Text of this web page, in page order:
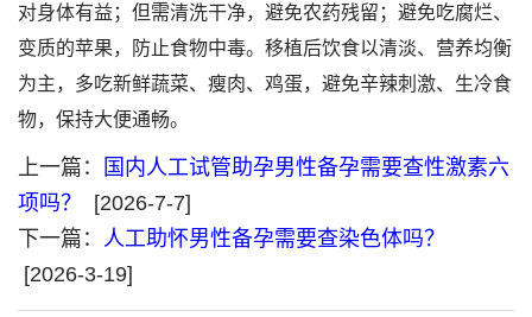
对身体有益；但需清洗干净，避免农药残留；避免吃腐烂、
变质的苹果，防止食物中毒。移植后饮食以清淡、营养均衡
为主，多吃新鲜蔬菜、瘦肉、鸡蛋，避免辛辣刺激、生冷食
物，保持大便通畅。
上一篇：
国内人工试管助孕男性备孕需要查性激素六
项吗？
[2026-7-7]
下一篇： 人工助怀男性备孕需要查染色体吗？
[2026-3-19]